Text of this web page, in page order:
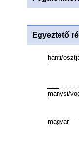
Egyeztető
hanti/
manysi/
magyar